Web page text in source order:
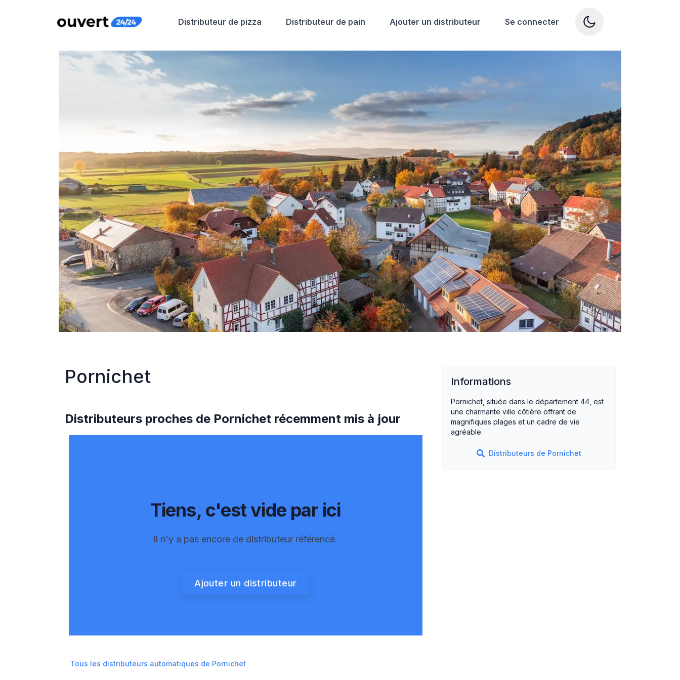
Distributeur de pizza Distributeur de pain Ajouter un distributeur Se connecter
Pornichet
Distributeurs proches de Pornichet récemment mis à jour
Tiens, c'est vide par ici
Il n'y a pas encore de distributeur référencé.
Ajouter un distributeur
Tous les distributeurs automatiques de Pornichet
Informations
Pornichet, située dans le département 44, est
une charmante ville côtière offrant de
magnifiques plages et un cadre de vie
agréable.
Distributeurs de Pornichet